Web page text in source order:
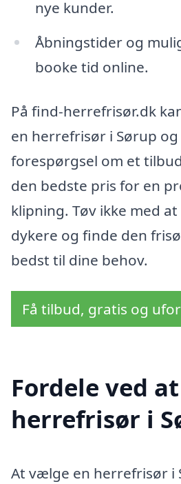
nye kunder.
Åbningstider og
booke tid online.
På find-herrefrisør.dk
en herrefrisør i Sørup
forespørgsel om et
den bedste pris for en
klipning. Tøv ikke med
dykere og finde den
bedst til dine behov.
Få tilbud, gratis og
Fordele ved
herrefrisør i
At vælge en herrefrisør i